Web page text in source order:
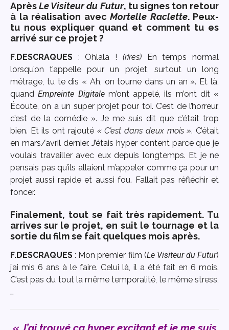
AprèsLe Visiteur du Futur, tu signes ton retour
à la réalisation avec Mortelle Raclette. Peux-
tu nous expliquer quand et comment tu es
arrivé sur ce projet ?
F.DESCRAQUES : Ohlala ! (rires) En temps normal
lorsqu’on t’appelle pour un projet, surtout un long
métrage, tu te dis « Ah, on tourne dans un an ». Et là,
quandEmpreinte Digitalem’ont appelé, ils m’ont dit «
Écoute, on a un super projet pour toi. C’est de l’horreur,
c’est de la comédie ». Je me suis dit que c’était trop
bien. Et ils ont rajouté « C’est dans deux mois ». C’était
en mars/avril dernier. J’étais hyper content parce que je
voulais travailler avec eux depuis longtemps. Et je ne
pensais pas qu’ils allaient m’appeler comme ça pour un
projet aussi rapide et aussi fou. Fallait pas réfléchir et
foncer.
Finalement, tout se fait très rapidement. Tu
arrives sur le projet, en suit le tournage et la
sortie du film se fait quelques mois après.
F.DESCRAQUES : Mon premier film (Le Visiteur du Futur)
j’ai mis 6 ans à le faire. Celui là, il a été fait en 6 mois.
C’est pas du tout la même temporalité, le même stress,
…